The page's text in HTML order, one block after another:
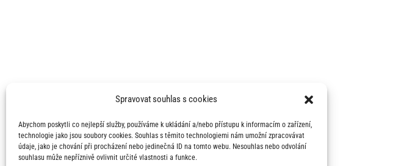
Spravovat souhlas s cookies
Abychom poskytli co nejlepší služby, používáme k ukládání a/nebo přístupu k informacím o zařízení,
technologie jako jsou soubory cookies. Souhlas s těmito technologiemi nám umožní zpracovávat
údaje, jako je chování při procházení nebo jedinečná ID na tomto webu. Nesouhlas nebo odvolání
souhlasu může nepříznivě ovlivnit určité vlastnosti a funkce.